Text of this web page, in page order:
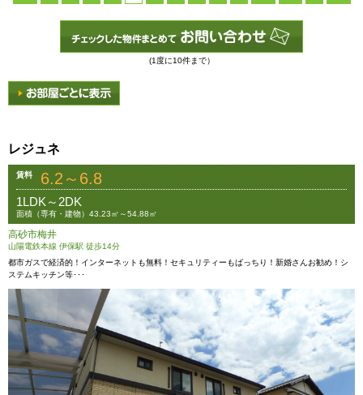
(1度に10件まで）
レジュネ
賃料 6.2～6.8
1LDK～2DK
面積（専有・建物）43.23㎡～54.88㎡
高砂市梅井
山陽電鉄本線 伊保駅 徒歩14分
都市ガスで経済的！インターネットも無料！セキュリティーもばっちり！新婚さんお勧め！シ
ステムキッチン等･･･